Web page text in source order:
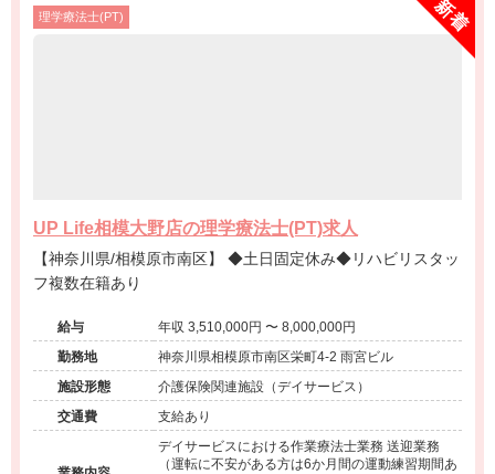
理学療法士(PT)
UP Life相模大野店の理学療法士(PT)求人
【神奈川県/相模原市南区】 ◆土日固定休み◆リハビリスタッ
フ複数在籍あり
給与
年収 3,510,000円 〜 8,000,000円
勤務地
神奈川県相模原市南区栄町4-2 雨宮ビル
施設形態
介護保険関連施設（デイサービス）
交通費
支給あり
デイサービスにおける作業療法士業務 送迎業務
（運転に不安がある方は6か月間の運動練習期間あ